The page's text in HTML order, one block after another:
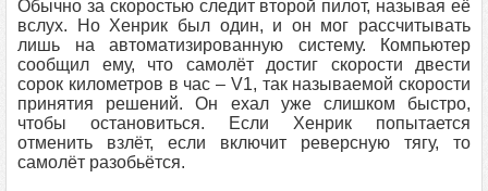
Обычно за скоростью следит второй пилот, называя её
вслух. Но Хенрик был один, и он мог рассчитывать
лишь на автоматизированную систему. Компьютер
сообщил ему, что самолёт достиг скорости двести
сорок километров в час – V1, так называемой скорости
принятия решений. Он ехал уже слишком быстро,
чтобы остановиться. Если Хенрик попытается
отменить взлёт, если включит реверсную тягу, то
самолёт разобьётся.